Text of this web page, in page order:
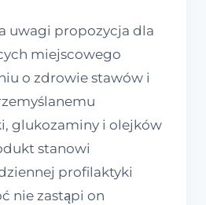
uwagi propozycja dla
miejscowego
o zdrowie stawów i
glukozaminy i olejków
stanowi
profilaktyki
nie zastąpi on